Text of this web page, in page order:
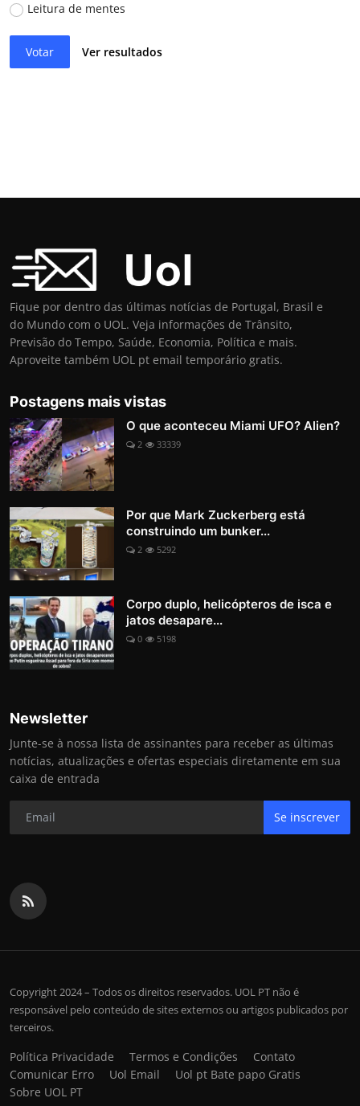
Leitura de mentes
Votar Ver resultados
Fique por dentro das últimas notícias de Portugal, Brasil e
do Mundo com o UOL. Veja informações de Trânsito,
Previsão do Tempo, Saúde, Economia, Política e mais.
Aproveite também UOL pt email temporário gratis.
Postagens mais vistas
O que aconteceu Miami UFO? Alien?
2 33339
Por que Mark Zuckerberg está
construindo um bunker...
2 5292
Corpo duplo, helicópteros de isca e
jatos desapare...
0 5198
Newsletter
Junte-se à nossa lista de assinantes para receber as últimas
notícias, atualizações e ofertas especiais diretamente em sua
caixa de entrada
Se inscrever
Copyright 2024 – Todos os direitos reservados. UOL PT não é
responsável pelo conteúdo de sites externos ou artigos publicados por
terceiros.
Política Privacidade Termos e Condições
Contato
Comunicar Erro
Uol Email
Uol pt Bate papo Gratis
Sobre UOL PT